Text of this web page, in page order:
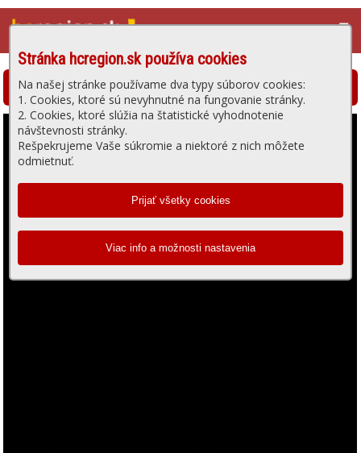
☰
Stránka hcregion.sk používa cookies
Na našej stránke používame dva typy súborov cookies:
1. Cookies, ktoré sú nevyhnutné na fungovanie stránky.
2. Cookies, ktoré slúžia na štatistické vyhodnotenie
návštevnosti stránky.
Rešpekrujeme Vaše súkromie a niektoré z nich môžete
odmietnuť.
Hlohovská televízia - prehrávanie videa